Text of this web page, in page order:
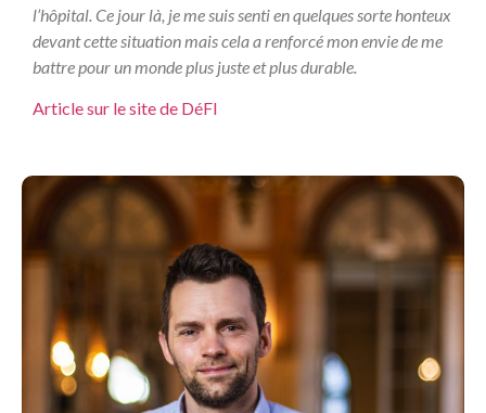
l’hôpital. Ce jour là, je me suis senti en quelques sorte honteux
devant cette situation mais cela a renforcé mon envie de me
battre pour un monde plus juste et plus durable.
Article sur le site de DéFI